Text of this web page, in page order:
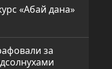
«Абай дана»
за